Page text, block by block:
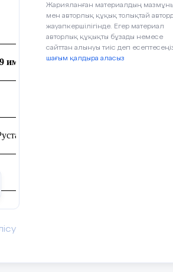
Некрасова»
Жарияланған материалдың
мен авторлық құқық толықтай
жауапкершілігінде. Егер материал
авторлық құқықты бұзады немесе
сайттан алынуы тиіс деп
шағым қалдыра аласыз